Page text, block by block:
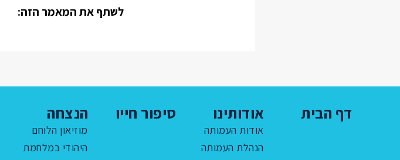
לשתף את המאמר הזה:
דף הבית אודותינו
אודות העמותה
הנהלת העמותה
סיפור חייו הנצחה
מוזיאון הלוחם
היהודי במלחמת